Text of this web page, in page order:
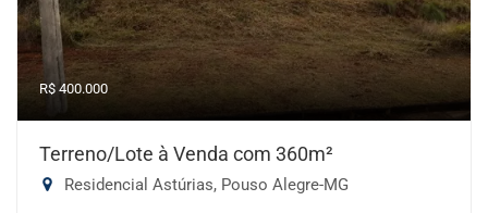
R$ 400.000
Terreno/Lote à Venda com 360m²
Residencial Astúrias, Pouso Alegre-MG